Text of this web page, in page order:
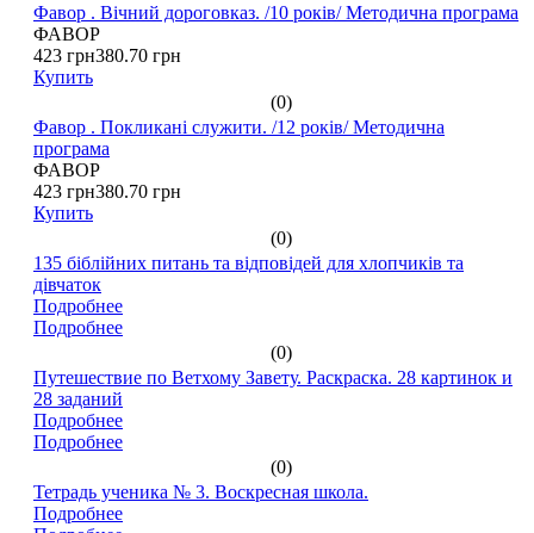
Фавор . Вічний дороговказ. /10 років/ Методична програма
ФАВОР
423 грн380.70 грн
Купить
(0)
Фавор . Покликані служити. /12 років/ Методична
програма
ФАВОР
423 грн380.70 грн
Купить
(0)
135 біблійних питань та відповідей для хлопчиків та
дівчаток
Подробнее
Подробнее
(0)
Путешествие по Ветхому Завету. Раскраска. 28 картинок и
28 заданий
Подробнее
Подробнее
(0)
Тетрадь ученика № 3. Воскресная школа.
Подробнее